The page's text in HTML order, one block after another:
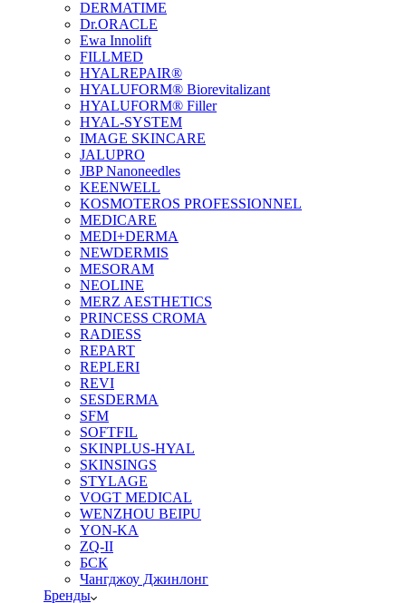
DERMATIME
Dr.ORACLE
Ewa Innolift
FILLMED
НYALREPAIR®
HYALUFORM® Biorevitalizant
HYALUFORM® Filler
HYAL-SYSTEM
IMAGE SKINCARE
JALUPRO
JBP Nanoneedles
KEENWELL
KOSMOTEROS PROFESSIONNEL
MEDICARE
MEDI+DERMA
NEWDERMIS
MESORAM
NEOLINE
MERZ AESTHETICS
PRINCESS CROMA
RADIESS
REPART
REPLERI
REVI
SESDERMA
SFM
SOFTFIL
SKINPLUS-HYAL
SKINSINGS
STYLAGE
VOGT MEDICAL
WENZHOU BEIPU
YON-KA
ZQ-II
БСК
Чангджоу Джинлонг
Бренды